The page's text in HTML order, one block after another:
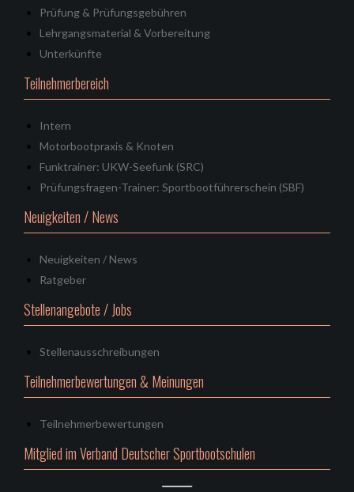
Prüfung & Prüfungsgebühren
Lehrgangsmaterial & Vorbereitung
Unterkünfte
Teilnehmerbereich
Intern
Motorbootpraxis & Knoten
Funktrainer: UKW-Seefunk (SRC)
Prüfungsfragen-Trainer: Sportbootführerschein (SBF)
Neuigkeiten / News
Neuigkeiten / News
Ratgeber
Stellenangebote / Jobs
Stellenausschreibungen
Teilnehmerbewertungen & Meinungen
Teilnehmerbewertungen
Mitglied im Verband Deutscher Sportbootschulen